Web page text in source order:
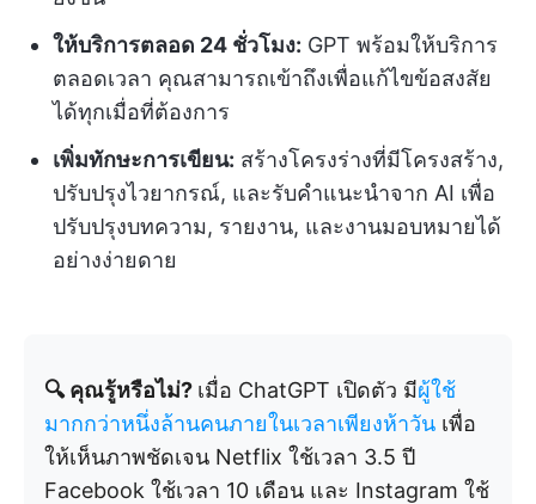
ให้บริการตลอด 24 ชั่วโมง: GPT พร้อมให้บริการ
ตลอดเวลา คุณสามารถเข้าถึงเพื่อแก้ไขข้อสงสัย
ได้ทุกเมื่อที่ต้องการ
เพิ่มทักษะการเขียน: สร้างโครงร่างที่มีโครงสร้าง,
ปรับปรุงไวยากรณ์, และรับคำแนะนำจาก AI เพื่อ
ปรับปรุงบทความ, รายงาน, และงานมอบหมายได้
อย่างง่ายดาย
🔍 คุณรู้หรือไม่? เมื่อ ChatGPT เปิดตัว มีผู้ใช้
มากกว่าหนึ่งล้านคนภายในเวลาเพียงห้าวัน เพื่อ
ให้เห็นภาพชัดเจน Netflix ใช้เวลา 3.5 ปี
Facebook ใช้เวลา 10 เดือน และ Instagram ใช้